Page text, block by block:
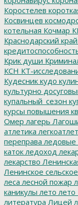
Коростелев
Косвинцев
котельная Кочмар
Краснодарский край
Крик души
КСН КТ-
Кудесник кудо
культурно
купальный_сезон
курсы повышения
Омер лагерь
атлетика
переправа ледовые
каток ледоход
лекарство
Ленинское
леса лесной пожар
каникулы лето
литература Лицей